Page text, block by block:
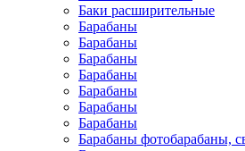
Баки расширительные
Барабаны
Барабаны
Барабаны
Барабаны
Барабаны
Барабаны
Барабаны
Барабаны фотобарабаны,